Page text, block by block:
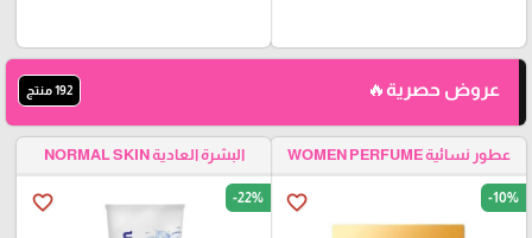
عروض حصرية🔥 192 منتج
عطور نسائية WOMEN PERFUME
favorite_border -10%
البشرة العادية NORMAL SKIN
favorite_border -22%